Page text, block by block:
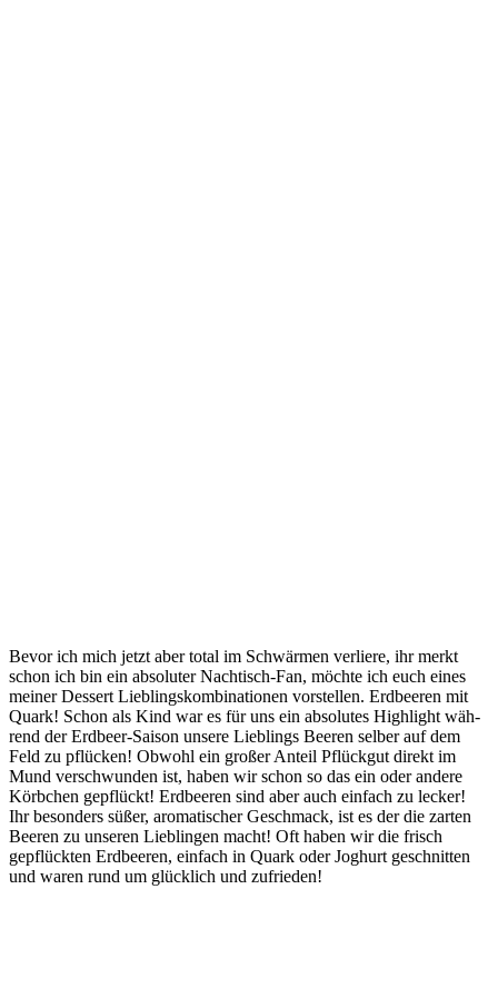
Bevor ich mich jetzt aber total im Schwär­men ver­lie­re, ihr merkt
schon ich bin ein abso­lu­ter Nach­tisch-Fan, möch­te ich euch eines
mei­ner Des­sert Lieb­lings­kom­bi­na­tio­nen vor­stel­len. Erd­bee­ren mit
Quark! Schon als Kind war es für uns ein abso­lu­tes High­light wäh­
rend der Erd­beer-Sai­son unse­re Lieb­lings Bee­ren sel­ber auf dem
Feld zu pflü­cken! Obwohl ein gro­ßer Anteil Pflück­gut direkt im
Mund ver­schwun­den ist, haben wir schon so das ein oder ande­re
Körb­chen gepflückt! Erd­bee­ren sind aber auch ein­fach zu lecker!
Ihr beson­ders süßer, aro­ma­ti­scher Geschmack, ist es der die zar­ten
Bee­ren zu unse­ren Lieb­lin­gen macht! Oft haben wir die frisch
gepflück­ten Erd­bee­ren, ein­fach in Quark oder Joghurt geschnit­ten
und waren rund um glück­lich und zufrieden!